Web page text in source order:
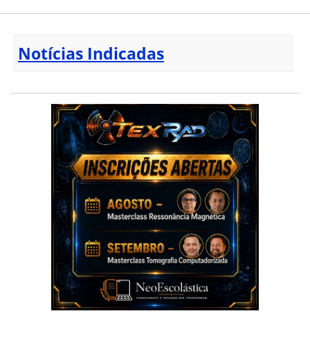
Notícias Indicadas